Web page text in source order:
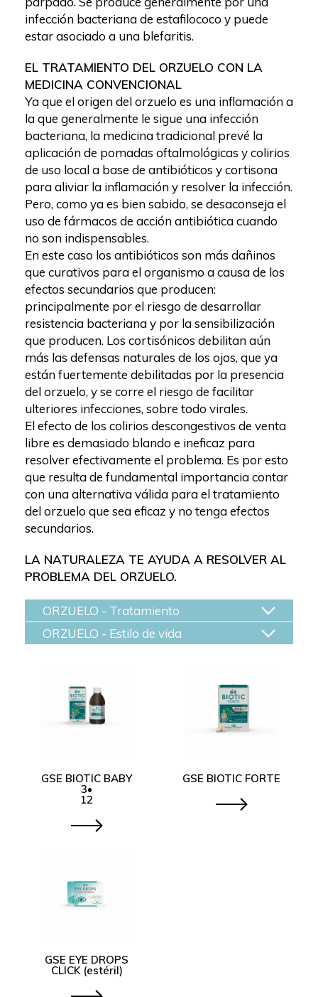
infección bacteriana de estafilococo y puede
estar asociado a una blefaritis.
EL TRATAMIENTO DEL ORZUELO CON LA
MEDICINA CONVENCIONAL
Ya que el origen del orzuelo es una inflamación a
la que generalmente le sigue una infección
bacteriana, la medicina tradicional prevé la
aplicación de pomadas oftalmológicas y colirios
de uso local a base de antibióticos y cortisona
para aliviar la inflamación y resolver la infección.
Pero, como ya es bien sabido, se desaconseja el
uso de fármacos de acción antibiótica cuando
no son indispensables.
En este caso los antibióticos son más dañinos
que curativos para el organismo a causa de los
efectos secundarios que producen:
principalmente por el riesgo de desarrollar
resistencia bacteriana y por la sensibilización
que producen. Los cortisónicos debilitan aún
más las defensas naturales de los ojos, que ya
están fuertemente debilitadas por la presencia
del orzuelo, y se corre el riesgo de facilitar
ulteriores infecciones, sobre todo virales.
El efecto de los colirios descongestivos de venta
libre es demasiado blando e ineficaz para
resolver efectivamente el problema. Es por esto
que resulta de fundamental importancia contar
con una alternativa válida para el tratamiento
del orzuelo que sea eficaz y no tenga efectos
secundarios.
LA NATURALEZA TE AYUDA A RESOLVER AL
PROBLEMA DEL ORZUELO.
ORZUELO - Tratamiento
ORZUELO - Estilo de vida
GSE BIOTIC BABY
3•
12
GSE BIOTIC FORTE
GSE EYE DROPS
CLICK (estéril)